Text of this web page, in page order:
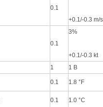
0.1
+0.1/-0.3 m/s
0.1
3%
+0.1/-0.3 kt
1 1 B
0.1 1.8 °F
0.1 1.0 °C